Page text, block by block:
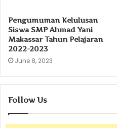
Pengumuman Kelulusan
Siswa SMP Ahmad Yani
Makassar Tahun Pelajaran
2022-2023
June 8, 2023
Follow Us